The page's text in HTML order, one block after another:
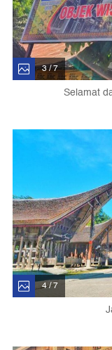
3 / 7
Selamat
4 / 7